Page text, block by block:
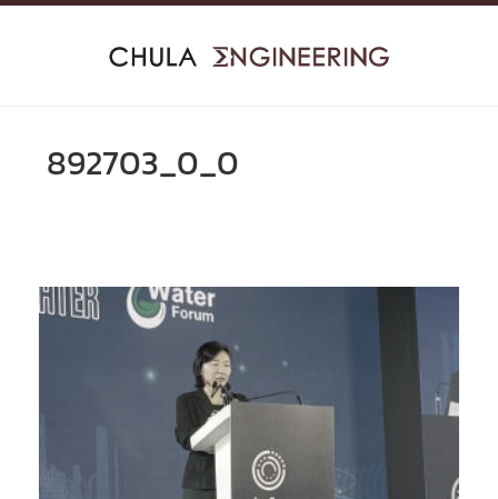
Skip
892703_0_0